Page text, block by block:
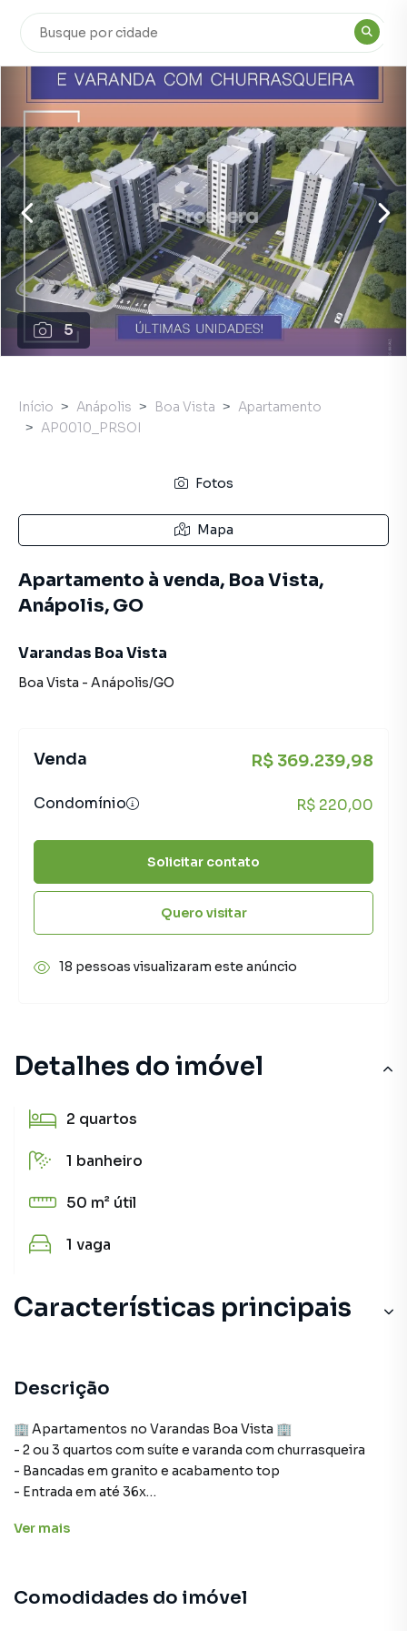
5
Detalhes do imóvel
2 quartos
1 banheiro
50 m² útil
1 vaga
Características principais
Descrição
🏢 Apartamentos no Varandas Boa Vista 🏢
- 2 ou 3 quartos com suíte e varanda com churrasqueira
- Bancadas em granito e acabamento top
- Entrada em até 36x
Ver mais
Comodidades do imóvel
Início Anápolis Boa Vista
Apartamento
AP0010_PRSOI
Fotos
Mapa
Apartamento à venda, Boa Vista,
Anápolis, GO
Varandas Boa Vista
Boa Vista - Anápolis/GO
Venda R$ 369.239,98
Condomínio R$ 220,00
Solicitar contato
Quero visitar
18 pessoas visualizaram este anúncio